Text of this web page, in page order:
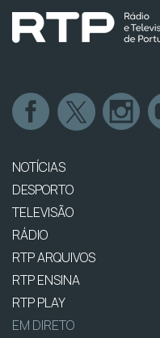
NOTÍCIAS
DESPORTO
TELEVISÃO
RÁDIO
RTP ARQUIVOS
RTP ENSINA
RTP PLAY
EM DIRETO